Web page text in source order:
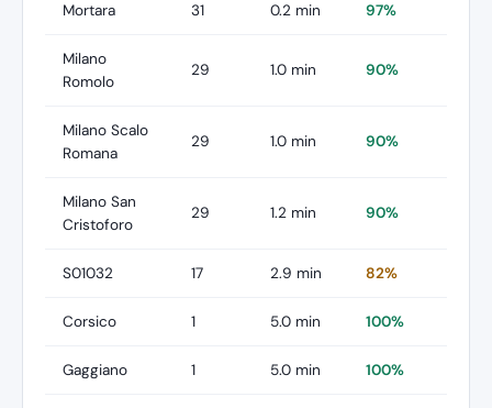
Mortara 31 0.2 min 97%
Milano
Romolo
29 1.0 min 90%
Milano Scalo
Romana
29 1.0 min 90%
Milano San
Cristoforo
29 1.2 min 90%
S01032 17 2.9 min 82%
Corsico 1 5.0 min 100%
Gaggiano 1 5.0 min 100%